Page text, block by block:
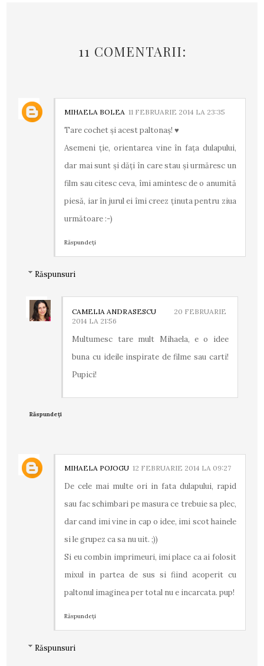
11 COMENTARII:
MIHAELA BOLEA 11 FEBRUARIE 2014 LA 23:35
Tare cochet şi acest paltonaş! ♥
Asemeni ţie, orientarea vine în faţa dulapului,
dar mai sunt şi dăţi în care stau şi urmăresc un
film sau citesc ceva, îmi amintesc de o anumită
piesă, iar în jurul ei îmi creez ţinuta pentru ziua
următoare :-)
Răspundeți
Răspunsuri
CAMELIA ANDRASESCU
20 FEBRUARIE
2014 LA 21:56
Multumesc tare mult Mihaela, e o idee
buna cu ideile inspirate de filme sau carti!
Pupici!
Răspundeți
MIHAELA POJOGU 12 FEBRUARIE 2014 LA 09:27
De cele mai multe ori in fata dulapului, rapid
sau fac schimbari pe masura ce trebuie sa plec,
dar cand imi vine in cap o idee, imi scot hainele
si le grupez ca sa nu uit. ;))
Si eu combin imprimeuri, imi place ca ai folosit
mixul in partea de sus si fiind acoperit cu
paltonul imaginea per total nu e incarcata. pup!
Răspundeți
Răspunsuri